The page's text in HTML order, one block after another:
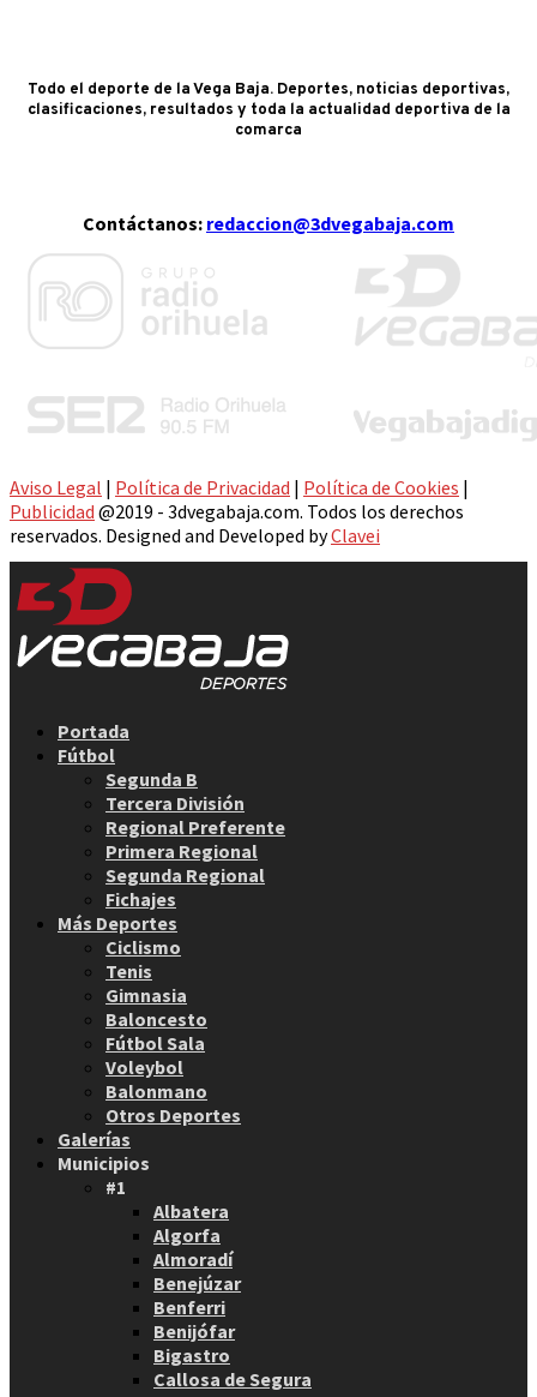
Todo el deporte de la Vega Baja. Deportes, noticias deportivas,
clasificaciones, resultados y toda la actualidad deportiva de la
comarca
Contáctanos: redaccion@3dvegabaja.com
Aviso Legal | Política de Privacidad | Política de Cookies |
Publicidad @2019 - 3dvegabaja.com. Todos los derechos
reservados. Designed and Developed byClavei
Portada
Fútbol
Segunda B
Tercera División
Regional Preferente
Primera Regional
Segunda Regional
Fichajes
Más Deportes
Ciclismo
Tenis
Gimnasia
Baloncesto
Fútbol Sala
Voleybol
Balonmano
Otros Deportes
Galerías
Municipios
#1
Albatera
Algorfa
Almoradí
Benejúzar
Benferri
Benijófar
Bigastro
Callosa de Segura